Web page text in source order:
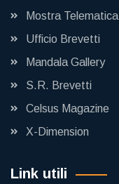
Mostra Telematica
Ufficio Brevetti
Mandala Gallery
S.R. Brevetti
Celsus Magazine
X-Dimension
Link utili